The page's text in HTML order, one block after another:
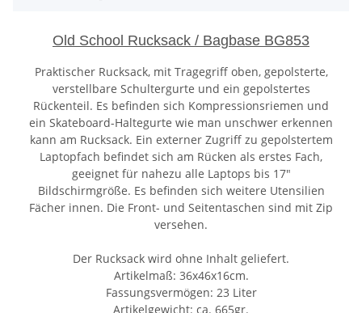
Old School Rucksack / Bagbase BG853
Praktischer Rucksack, mit Tragegriff oben, gepolsterte,
verstellbare Schultergurte und ein gepolstertes
Rückenteil. Es befinden sich Kompressionsriemen und
ein Skateboard-Haltegurte wie man unschwer erkennen
kann am Rucksack. Ein externer Zugriff zu gepolstertem
Laptopfach befindet sich am Rücken als erstes Fach,
geeignet für nahezu alle Laptops bis 17"
Bildschirmgröße. Es befinden sich weitere Utensilien
Fächer innen. Die Front- und Seitentaschen sind mit Zip
versehen.
Der Rucksack wird ohne Inhalt geliefert.
Artikelmaß: 36x46x16cm.
Fassungsvermögen: 23 Liter
Artikelgewicht: ca. 665gr.